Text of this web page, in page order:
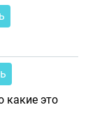
какие это